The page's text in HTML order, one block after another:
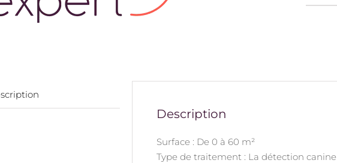
Description
Surface : De 0 à 60 m²
Type de traitement : La détection canine